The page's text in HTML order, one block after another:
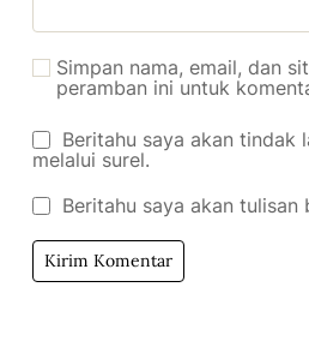
Simpan nama, email, dan
peramban ini untuk
Beritahu saya akan tindak
melalui surel.
Beritahu saya akan tulisan